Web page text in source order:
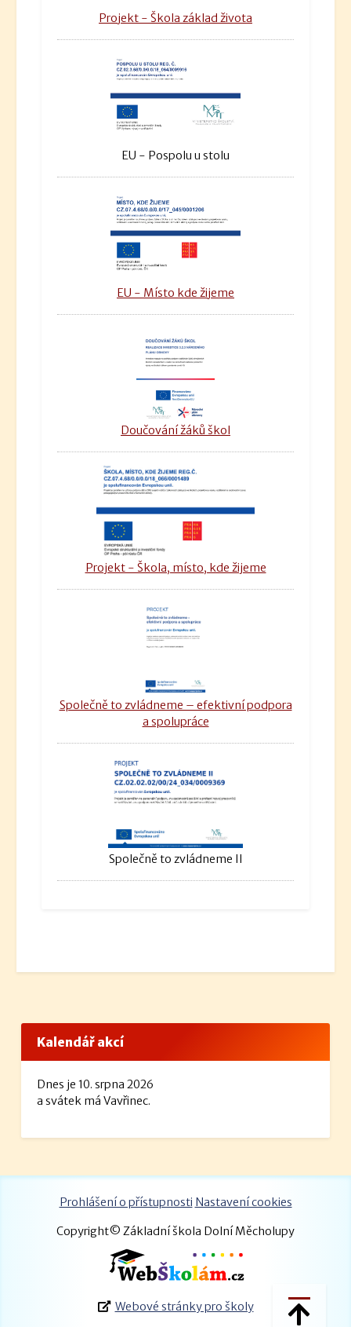
Projekt - Škola základ života
EU - Pospolu u stolu
EU - Místo kde žijeme
Doučování žáků škol
Projekt - Škola, místo, kde žijeme
Společně to zvládneme – efektivní podpora
a spolupráce
Společně to zvládneme II
Kalendář akcí
Dnes je 10. srpna 2026
a svátek má Vavřinec.
Prohlášení o přístupnosti Nastavení cookies
Copyright© Základní škola Dolní Měcholupy
Webové stránky pro školy